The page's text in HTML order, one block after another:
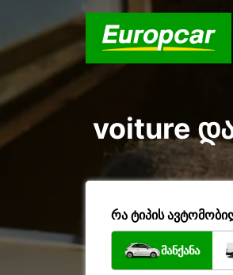
voiture
რა ტიპის
მანქანა